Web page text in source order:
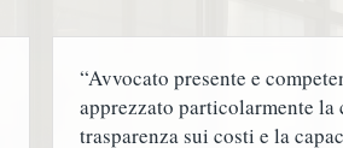
“Avvocato presente e
apprezzato particolarmente la
trasparenza sui costi e la